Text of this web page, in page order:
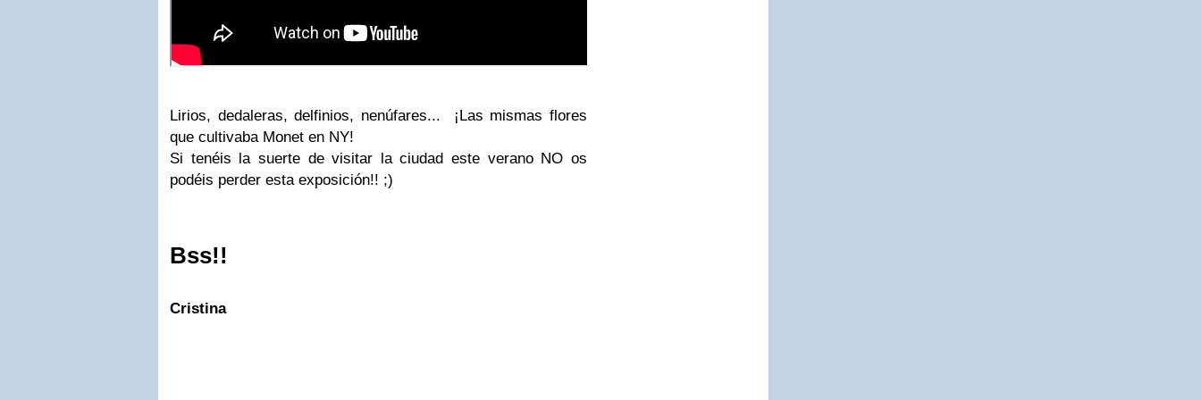
Lirios, dedaleras, delfinios, nenúfares... ¡Las mismas flores
que cultivaba Monet en NY!
Si tenéis la suerte de visitar la ciudad este verano NO os
podéis perder esta exposición!! ;)
Bss!!
Cristina